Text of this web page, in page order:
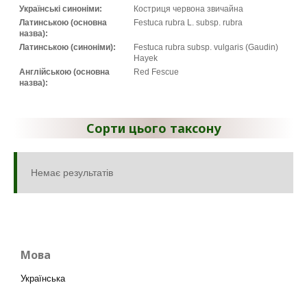
Українські синоніми:
Костриця червона звичайна
Латинською (основна
назва):
Festuca rubra L. subsp. rubra
Латинською (синоніми):
Festuca rubra subsp. vulgaris (Gaudin)
Hayek
Англійською (основна
назва):
Red Fescue
Сорти цього таксону
Немає результатів
Мова
Українська